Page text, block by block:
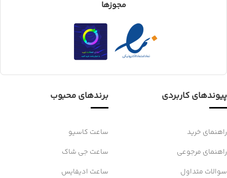
مجوزها
پیوندهای کاربردی
راهنمای خرید
راهنمای مرجوعی
سوالات متداول
برندهای محبوب
ساعت کاسیو
ساعت جی شاک
ساعت ادیفایس